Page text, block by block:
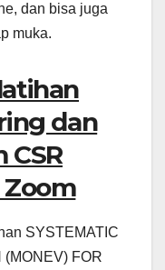
dan bisa juga
muka.
dan
CSR
Zoom
SYSTEMATIC
(MONEV) FOR